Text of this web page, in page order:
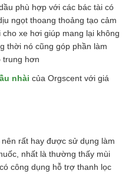
phù hợp với các bác tài có
ngọt thoang thoảng tạo cảm
xe hơi giúp mang lại không
thời nó cũng góp phần làm
trung hơn
nhài của Orgscent với giá
rất hay được sử dụng làm
nhất là thường thấy mùi
công dụng hỗ trợ thanh lọc